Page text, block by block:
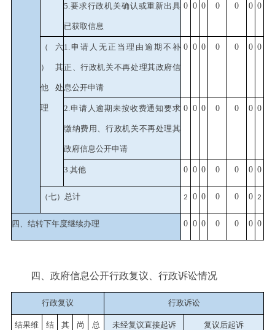
5.要求行政机关确认或重新出具
已获取信息
0 0 0 0 0 0 0
（六
）其
他处
理
1.申请人无正当理由逾期不补
正、行政机关不再处理其政府信
息公开申请
0 0 0 0 0 0 0
2.申请人逾期未按收费通知要求
缴纳费用、行政机关不再处理其
政府信息公开申请
0 0 0 0 0 0 0
3.其他 0 0 0 0 0 0 0
（七）总计 2 0 0 0 0 0 2
四、结转下年度继续办理 0 0 0 0 0 0 0
四、政府信息公开行政复议、行政诉讼情况
行政复议 行政诉讼
结果维 结 其 尚 总 未经复议直接起诉 复议后起诉